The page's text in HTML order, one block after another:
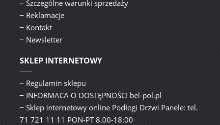
Szczególne warunki sprzedaży
Reklamacje
Kontakt
Newsletter
SKLEP INTERNETOWY
Regulamin sklepu
INFORMACA O DOSTĘPNOŚCI bel-pol.pl
Sklep internetowy online Podłogi Drzwi Panele: tel.
71 721 11 11 PON-PT 8.00-18:00